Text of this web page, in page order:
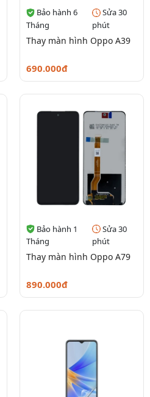
Bảo hành 6
Tháng
Sửa 30
phút
Thay màn hình Oppo A39
690.000đ
Bảo hành 1
Tháng
Sửa 30
phút
Thay màn hình Oppo A79
890.000đ